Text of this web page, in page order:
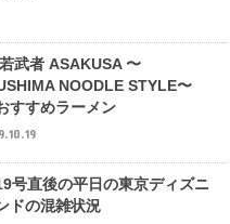
武者 ASAKUSA 〜
NOODLE STYLE〜
すすめラーメン
号直後の平日の東京ディズニ
ドの混雑状況